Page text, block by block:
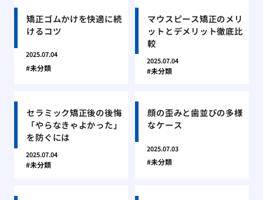
矯正ゴムかけを快適に続
けるコツ
2025.07.04
未分類
マウスピース矯正のメリ
ットとデメリット徹底比
較
2025.07.04
未分類
セラミック矯正後の後悔
「やらなきゃよかった」
を防ぐには
2025.07.04
未分類
顔の歪みと歯並びの多様
なケース
2025.07.03
未分類